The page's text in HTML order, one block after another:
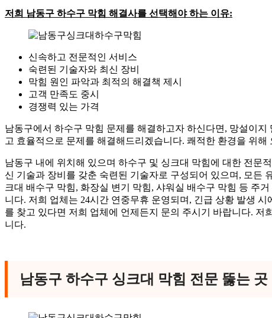
저희 남동구 하수구 막힘 해결사를 선택해야 하는 이유:
신속하고 전문적인 서비스
숙련된 기술자와 최신 장비
막힘 원인 파악과 최적의 해결책 제시
고객 만족도 중시
경쟁력 있는 가격
남동구에서 하수구 막힘 문제를 해결하고자 하신다면, 망설이
고 효율적으로 문제를 해결해드리겠습니다. 쾌적한 환경을 위해
남동구 내에 위치해 있으며 하수구 및 싱크대 막힘에 대한 전문
신 기술과 장비를 갖춘 숙련된 기술자로 구성되어 있으며, 모든
크대 배수구 막힘, 화장실 변기 막힘, 샤워실 배수구 막힘 등 주
니다. 저희 업체는 24시간 연중무휴 운영되며, 긴급 상황 발생
를 찾고 있다면 저희 업체에 언제든지 문의 주시기 바랍니다.
니다.
남동구 하수구 싱크대 막힘 전문 뚫는 곳